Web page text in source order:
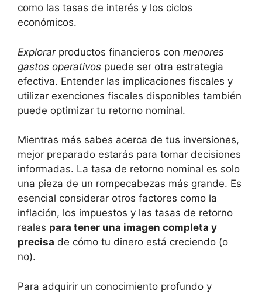
como las tasas ⁤de interés ⁣y los⁣ ciclos
económicos.
Explorar⁢productos financieros⁣ con menores
gastos operativos puede ser otra estrategia
efectiva. Entender las ​implicaciones fiscales y
utilizar​ exenciones fiscales disponibles también
puede optimizar‌ tu retorno nominal.
Mientras más sabes‌ acerca de tus inversiones,
mejor preparado estarás para tomar decisiones
informadas. ‌La tasa de retorno ⁢nominal es solo
⁣una ‍pieza de un rompecabezas ‍más grande. Es
esencial considerar⁤ otros factores como la
⁣inflación, ⁢los‌ impuestos y las tasas de⁣ retorno
reales para tener una imagen⁤ completa y⁣
precisa ​de ⁣cómo tu dinero ‍está creciendo (o‌
no).
Para adquirir‌ un conocimiento ⁤profundo‌ y